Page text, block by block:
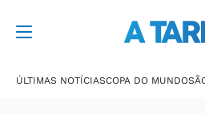
ÚLTIMAS NOTÍCIASCOPA DO MUNDO